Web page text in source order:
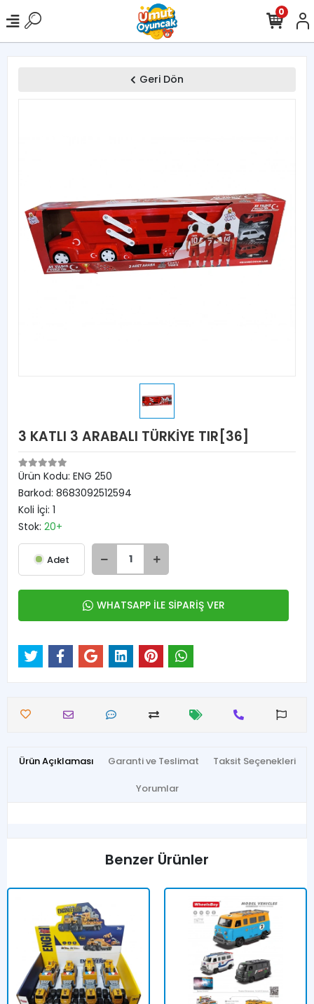
0
Geri Dön
3 KATLI 3 ARABALI TÜRKİYE TIR[36]
Ürün Kodu: ENG 250
Barkod: 8683092512594
Koli İçi: 1
Stok: 20+
Adet
WHATSAPP İLE SİPARİŞ VER
Ürün Açıklaması Garanti ve Teslimat Taksit Seçenekleri
Yorumlar
Benzer Ürünler